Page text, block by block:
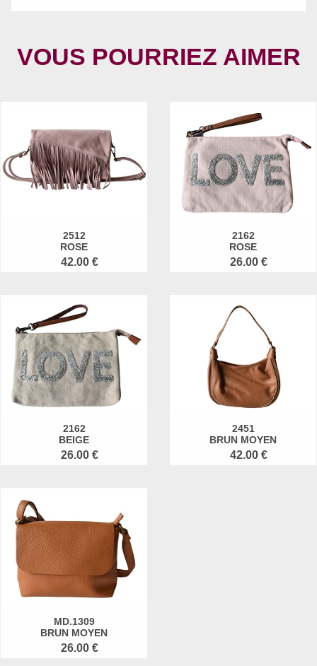
VOUS POURRIEZ AIMER
2512
ROSE
42.00 €
2162
ROSE
26.00 €
2162
BEIGE
26.00 €
2451
BRUN MOYEN
42.00 €
MD.1309
BRUN MOYEN
26.00 €